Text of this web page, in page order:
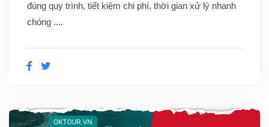
đúng quy trình, tiết kiệm chi phí, thời gian xử lý nhanh
chóng ....